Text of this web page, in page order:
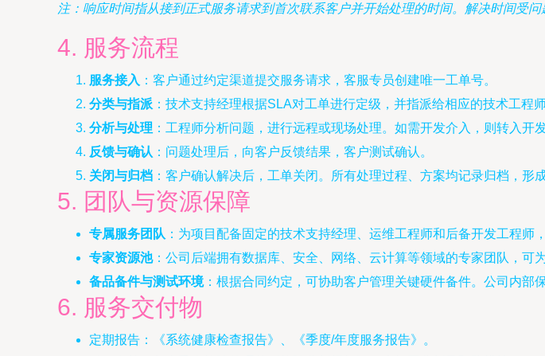
注：响应时间指从接到正式服务请求到首次联系客户并开始处理的时间。解决时间受
4. 服务流程
服务接入 ：客户通过约定渠道提交服务请求，客服专员创建唯一工单号。
分类与指派 ：技术支持经理根据SLA对工单进行定级，并指派给相应的技术工程师
分析与处理 ：工程师分析问题，进行远程或现场处理。如需开发介入，则转入开发
反馈与确认 ：问题处理后，向客户反馈结果，客户测试确认。
关闭与归档 ：客户确认解决后，工单关闭。所有处理过程、方案均记录归档，形
5. 团队与资源保障
专属服务团队 ：为项目配备固定的技术支持经理、运维工程师和后备开发工程师
专家资源池：公司后端拥有数据库、安全、网络、云计算等领域的专家团队，可
备品备件与测试环境：根据合同约定，可协助客户管理关键硬件备件。公司内部
6. 服务交付物
定期报告：《系统健康检查报告》、《季度/年度服务报告》。